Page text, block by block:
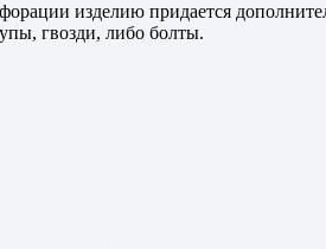
изделию придается
гвозди, либо болты.